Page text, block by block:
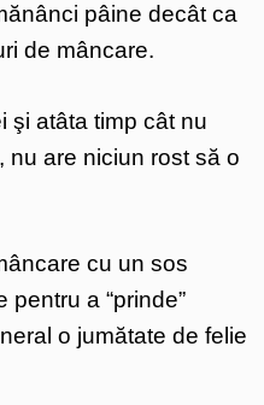
pâine decât ca
de mâncare.
şi atâta timp cât nu
nu are niciun rost să o
cu un sos
a “prinde”
o jumătate de felie